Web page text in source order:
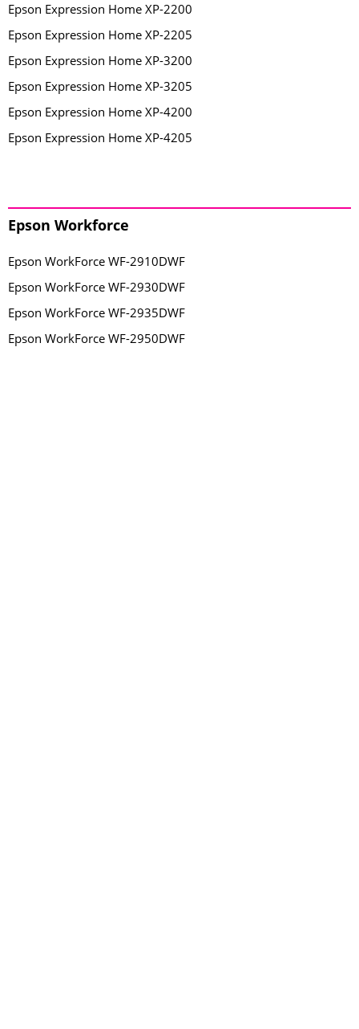
Epson Expression Home XP-2200
Epson Expression Home XP-2205
Epson Expression Home XP-3200
Epson Expression Home XP-3205
Epson Expression Home XP-4200
Epson Expression Home XP-4205
Epson Workforce
Epson WorkForce WF-2910DWF
Epson WorkForce WF-2930DWF
Epson WorkForce WF-2935DWF
Epson WorkForce WF-2950DWF